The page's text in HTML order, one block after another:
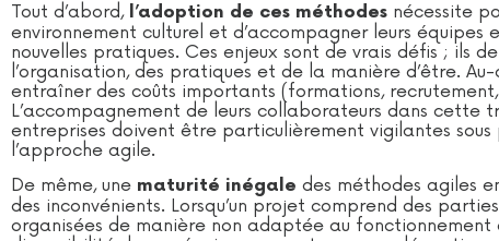
Tout d’abord, l’adoption de ces méthodes nécessite
environnement culturel et d’accompagner leurs
nouvelles pratiques. Ces enjeux sont de vrais défis ; ils
l’organisation, des pratiques et de la manière d’être.
entraîner des coûts importants (formations,
L’accompagnement de leurs collaborateurs dans cette
entreprises doivent être particulièrement vigilantes sous
l’approche agile.
De même, une maturité inégale des méthodes agiles
des inconvénients. Lorsqu’un projet comprend des
organisées de manière non adaptée au